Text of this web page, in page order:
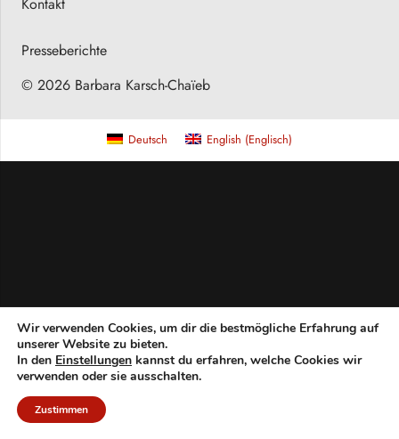
Presseberichte
© 2026 Barbara Karsch-Chaïeb
Wir verwenden Cookies, um dir die bestmögliche Erfahrung auf
unserer Website zu bieten.
In den Einstellungen kannst du erfahren, welche Cookies wir
verwenden oder sie ausschalten.
Zustimmen
Deutsch English (Englisch)